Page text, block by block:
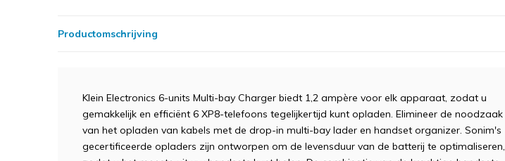
Productomschrijving
Klein Electronics 6-units Multi-bay Charger biedt 1,2 ampère voor elk apparaat, zodat u
gemakkelijk en efficiënt 6 XP8-telefoons tegelijkertijd kunt opladen. Elimineer de noodzaak
van het opladen van kabels met de drop-in multi-bay lader en handset organizer. Sonim's
gecertificeerde opladers zijn ontworpen om de levensduur van de batterij te optimaliseren,